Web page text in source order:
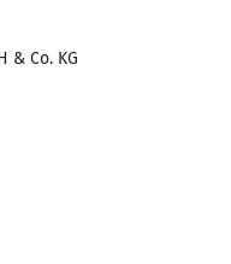
& Co. KG